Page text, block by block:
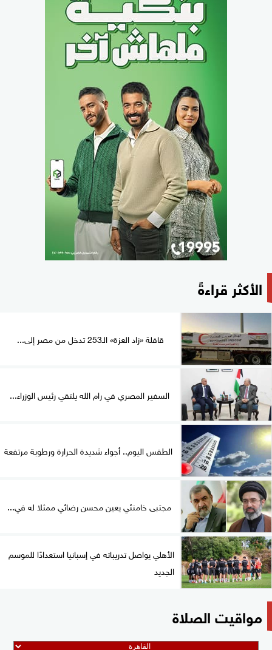
الأكثر قراءةً
قافلة «زاد العزة» الـ253 تدخل من مصر إلى...
السفير المصري في رام الله يلتقي رئيس الوزراء...
الطقس اليوم.. أجواء شديدة الحرارة ورطوبة مرتفعة
مجتبى خامنئي يعين محسن رضائي ممثلا له في...
الأهلي يواصل تدريباته في إسبانيا استعدادًا للموسم
الجديد
مواقيت الصلاة